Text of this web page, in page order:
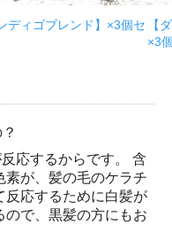
ディゴブレンド】×3個セ
【
×3
応するからです。 含
素が、髪の毛のケラチ
反応するために白髪が
ので、黒髪の方にもお